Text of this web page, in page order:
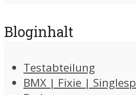
Bloginhalt
Testabteilung
BMX | Fixie |